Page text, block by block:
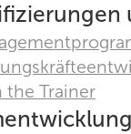
the Trainer